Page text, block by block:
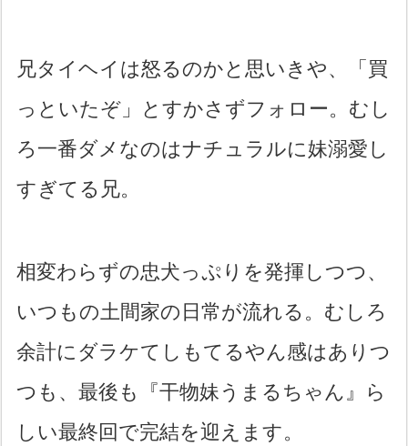
兄タイヘイは怒るのかと思いきや、「買
っといたぞ」とすかさずフォロー。むし
ろ一番ダメなのはナチュラルに妹溺愛し
すぎてる兄。
相変わらずの忠犬っぷりを発揮しつつ、
いつもの土間家の日常が流れる。むしろ
余計にダラケてしもてるやん感はありつ
つも、最後も『干物妹うまるちゃん』ら
しい最終回で完結を迎えます。